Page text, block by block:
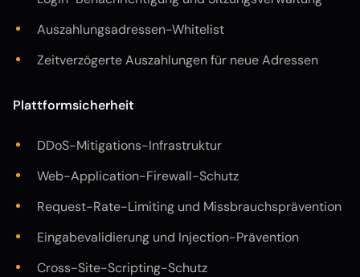
Auszahlungsadressen-Whitelist
Zeitverzögerte Auszahlungen für neue Adressen
Plattformsicherheit
DDoS-Mitigations-Infrastruktur
Web-Application-Firewall-Schutz
Request-Rate-Limiting und Missbrauchsprävention
Eingabevalidierung und Injection-Prävention
Cross-Site-Scripting-Schutz